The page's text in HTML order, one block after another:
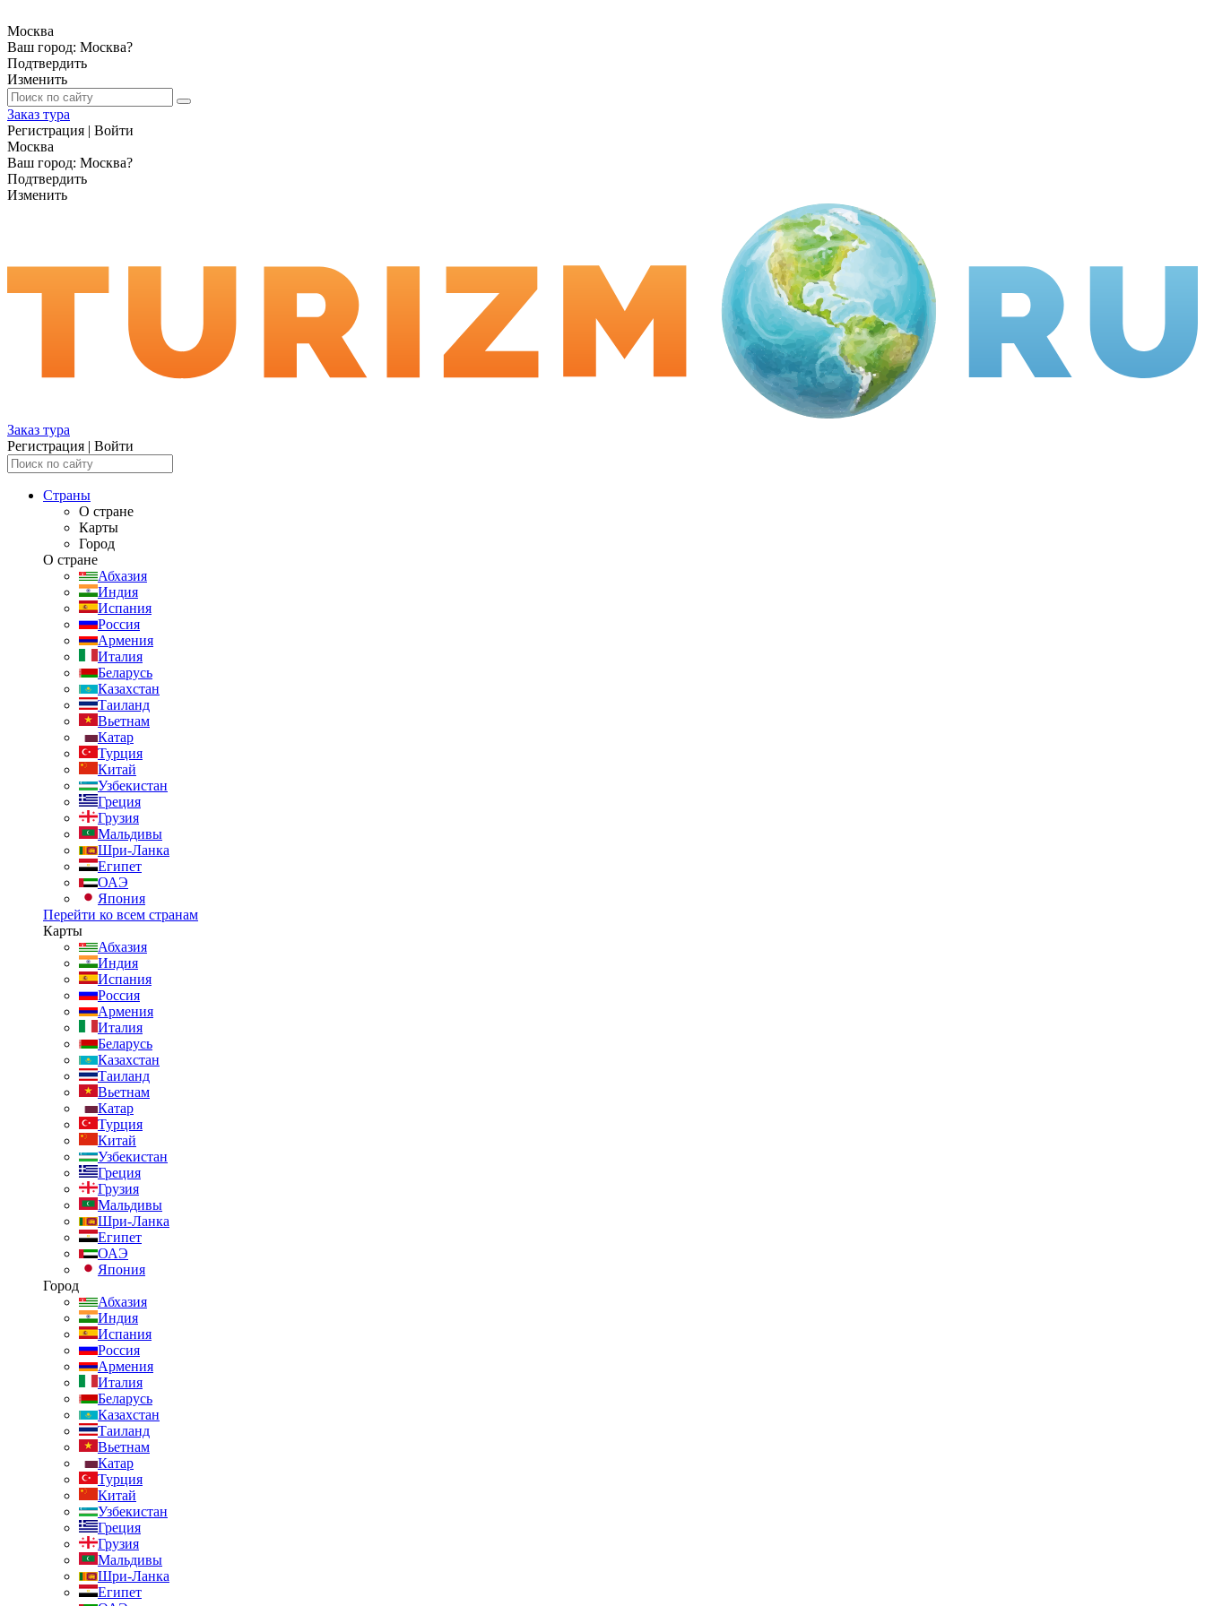
Москва
Ваш город: Москва?
Подтвердить
Изменить
Заказ тура
Регистрация | Войти
Москва
Ваш город: Москва?
Подтвердить
Изменить
Заказ тура
Регистрация | Войти
Страны
О стране
Карты
Город
О стране
Абхазия
Индия
Испания
Россия
Армения
Италия
Беларусь
Казахстан
Таиланд
Вьетнам
Катар
Турция
Китай
Узбекистан
Греция
Грузия
Мальдивы
Шри-Ланка
Египет
ОАЭ
Япония
Перейти ко всем странам
Карты
Абхазия
Индия
Испания
Россия
Армения
Италия
Беларусь
Казахстан
Таиланд
Вьетнам
Катар
Турция
Китай
Узбекистан
Греция
Грузия
Мальдивы
Шри-Ланка
Египет
ОАЭ
Япония
Город
Абхазия
Индия
Испания
Россия
Армения
Италия
Беларусь
Казахстан
Таиланд
Вьетнам
Катар
Турция
Китай
Узбекистан
Греция
Грузия
Мальдивы
Шри-Ланка
Египет